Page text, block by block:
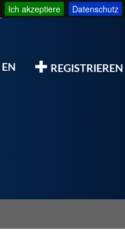
Ich akzeptiere Datenschutz
EN REGISTRIEREN